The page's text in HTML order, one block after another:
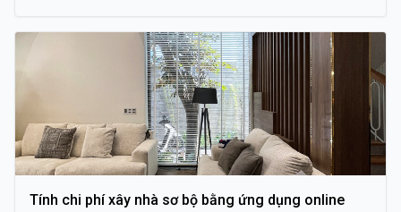
Tính chi phí xây nhà sơ bộ bằng ứng dụng online